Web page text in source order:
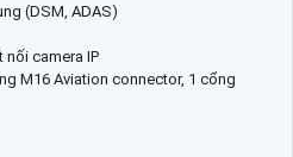
(DSM, ADAS)
nối camera IP
M16 Aviation connector, 1 cổng